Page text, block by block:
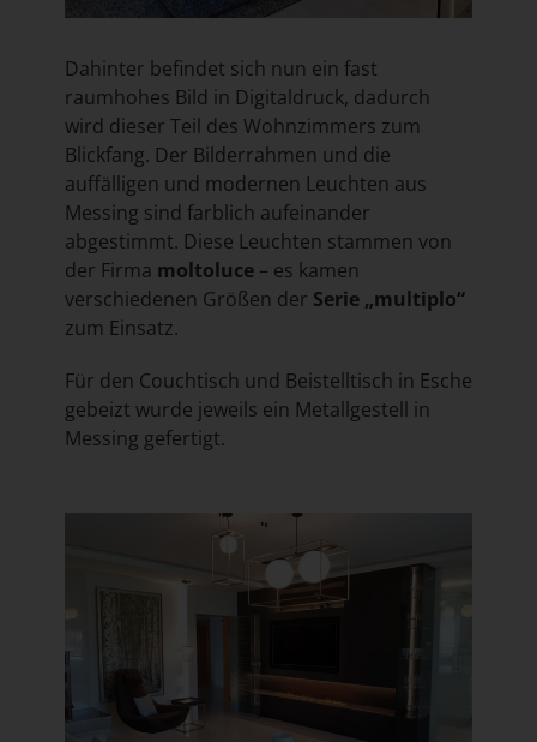
Dahinter befindet sich nun ein fast
raumhohes Bild in Digitaldruck, dadurch
wird dieser Teil des Wohnzimmers zum
Blickfang. Der Bilderrahmen und die
auffälligen und modernen Leuchten aus
Messing sind farblich aufeinander
abgestimmt. Diese Leuchten stammen von
der Firma moltoluce– es kamen
verschiedenen Größen der Serie „multiplo“
zum Einsatz.
Für den Couchtisch und Beistelltisch in Esche
gebeizt wurde jeweils ein Metallgestell in
Messing gefertigt.